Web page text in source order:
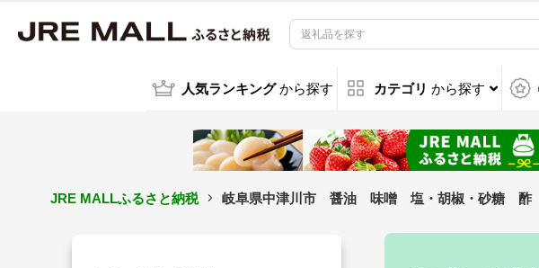
人気ランキング から探す カテゴリ から探す
JRE MALLふるさと納税 岐阜県中津川市 醤油 味噌 塩・胡椒・砂糖 酢